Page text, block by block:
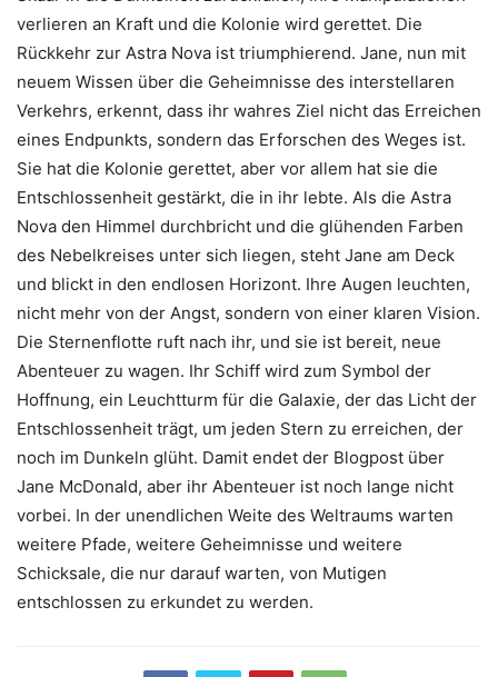
verlieren an Kraft und die Kolonie wird gerettet. Die
Rückkehr zur Astra Nova ist triumphierend. Jane, nun mit
neuem Wissen über die Geheimnisse des interstellaren
Verkehrs, erkennt, dass ihr wahres Ziel nicht das Erreichen
eines Endpunkts, sondern das Erforschen des Weges ist.
Sie hat die Kolonie gerettet, aber vor allem hat sie die
Entschlossenheit gestärkt, die in ihr lebte. Als die Astra
Nova den Himmel durchbricht und die glühenden Farben
des Nebelkreises unter sich liegen, steht Jane am Deck
und blickt in den endlosen Horizont. Ihre Augen leuchten,
nicht mehr von der Angst, sondern von einer klaren Vision.
Die Sternenflotte ruft nach ihr, und sie ist bereit, neue
Abenteuer zu wagen. Ihr Schiff wird zum Symbol der
Hoffnung, ein Leuchtturm für die Galaxie, der das Licht der
Entschlossenheit trägt, um jeden Stern zu erreichen, der
noch im Dunkeln glüht. Damit endet der Blogpost über
Jane McDonald, aber ihr Abenteuer ist noch lange nicht
vorbei. In der unendlichen Weite des Weltraums warten
weitere Pfade, weitere Geheimnisse und weitere
Schicksale, die nur darauf warten, von Mutigen
entschlossen zu erkundet zu werden.